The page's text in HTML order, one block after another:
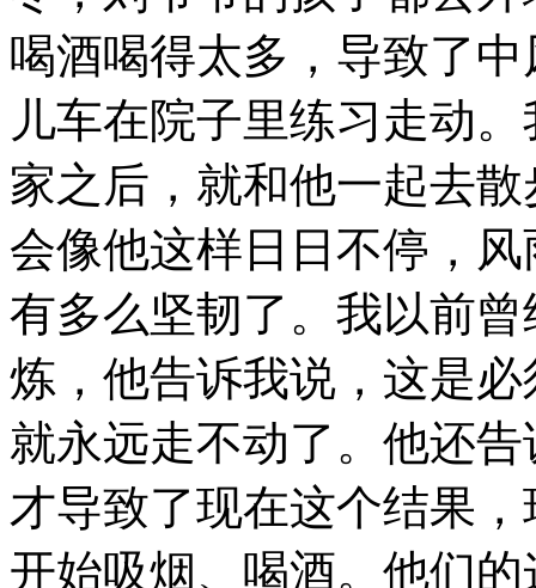
喝酒喝得太多，导致了
儿车在院子里练习走动
家之后，就和他一起去
会像他这样日日不停，
有多么坚韧了。我以前
炼，他告诉我说，这是
就永远走不动了。他还
才导致了现在这个结果
开始吸烟、喝酒。他们